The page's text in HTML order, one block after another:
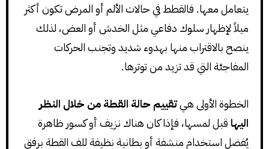
يتعامل معها. فالقطط في حالات الألم أو المرض تكون أكثر
ميلاً لإظهار سلوك دفاعي مثل الخدش أو العض، لذلك
ينصح بالاقتراب منها بهدوء شديد وتجنب الحركات
المفاجئة التي قد تزيد من توترها.
الخطوة الأولى هيتقييم حالة القطة من خلال النظر
اليها قبل لمسها، فإذا كان هناك نزيف أو كسور ظاهرة
يُفضل استخدام منشفة أو بطانية نظيفة للف القطة برفق